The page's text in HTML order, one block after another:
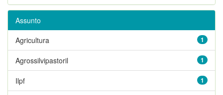
Assunto
1
Agricultura
1
Agrossilvipastoril
1
Ilpf